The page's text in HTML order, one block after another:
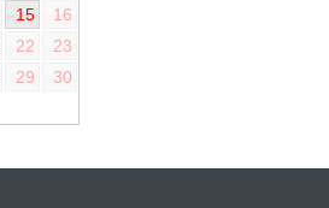
15
16
22
23
29
30